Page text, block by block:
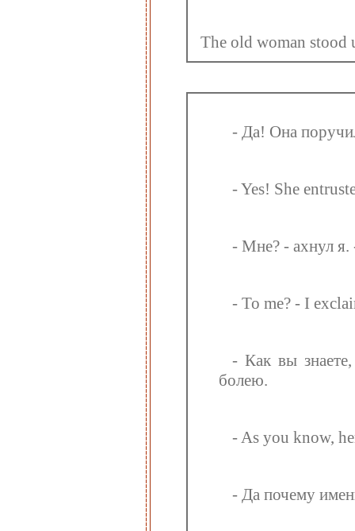
The old woman stood
- Да! Она
- Yes! She
- Мне? - ахнул я.
- To me? - I
- Как вы
болею.
- As you know,
- Да почему